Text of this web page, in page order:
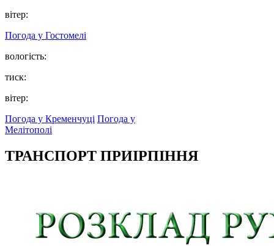
вітер:
Погода у Гостомелі
вологість:
тиск:
вітер:
Погода у Кременчуці Погода у
Мелітополі
ТРАНСПОРТ ПРИІРПІННЯ